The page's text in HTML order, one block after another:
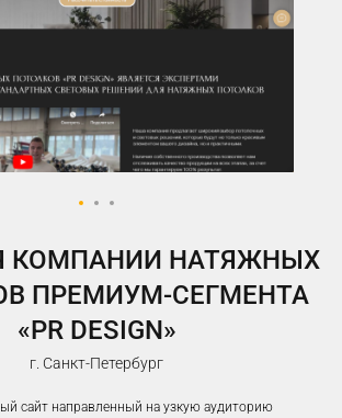
КОМПАНИИ НАТЯЖНЫХ
ПРЕМИУМ-СЕГМЕНТА
«PR DESIGN»
г. Санкт-Петербург
сайт направленный на узкую аудиторию
НА ВАШУ ЦА